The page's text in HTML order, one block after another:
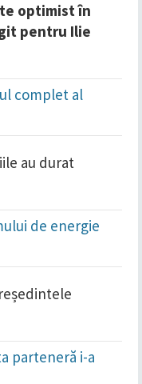
optimist în
pentru Ilie
complet al
au durat
de energie
parteneră i-a